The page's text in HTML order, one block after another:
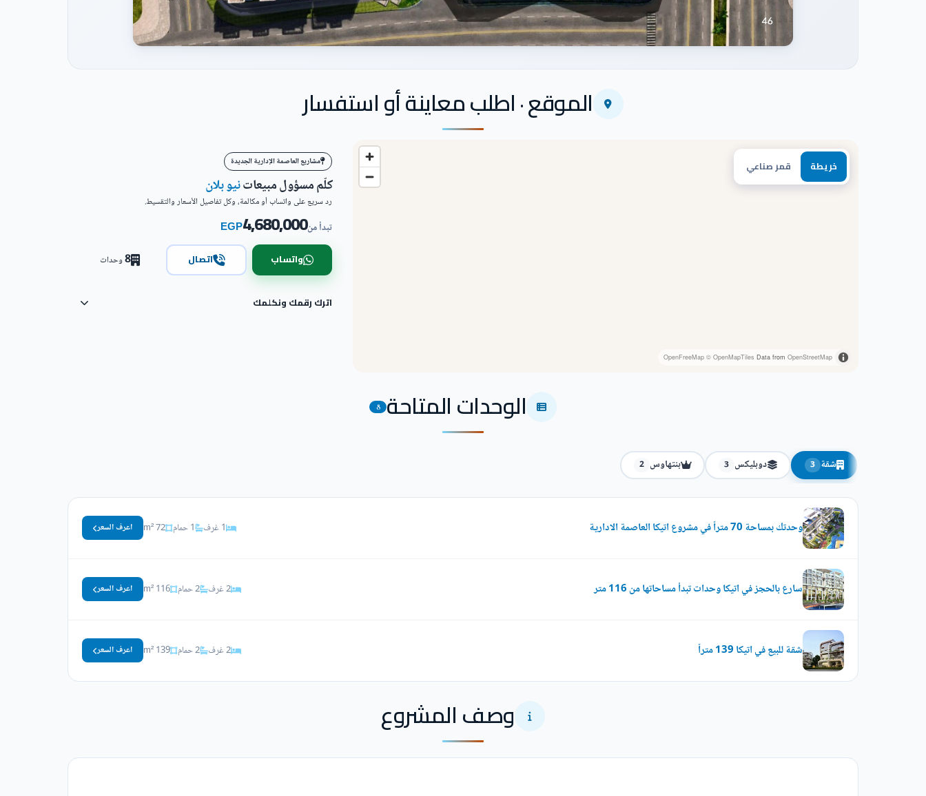
الموقع · اطلب معاينة أو استفسار
خريطة قمر صناعي
OpenFreeMap © OpenMapTiles Data from OpenStreetMap
مشاريع العاصمة الإدارية الجديدة
كلّم مسؤول مبيعاتنيو بلان
رد سريع على واتساب أو مكالمة، وكل تفاصيل الأسعار والتقسيط.
تبدأ من4,680,000
EGP
واتساب اتصال 8وحدات
اترك رقمك ونكلمك
الوحدات المتاحة 8
شقة 3 دوبليكس 3 بنتهاوس 2
وحدتك بمساحة 70 متراً في مشروع اتيكا العاصمة الادارية 1 غرف 1 حمام 72 m² اعرف السعر
سارع بالحجز في اتيكا وحدات تبدأ مساحاتها من 116 متر 2 غرف 2 حمام 116 m² اعرف السعر
شقة للبيع في اتيكا 139 متراً 2 غرف 2 حمام 139 m² اعرف السعر
وصف المشروع